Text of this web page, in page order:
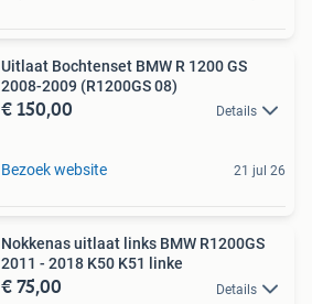
Uitlaat Bochtenset BMW R 1200 GS
2008-2009 (R1200GS 08)
€ 150,00 Details
Bezoek website 21 jul 26
Nokkenas uitlaat links BMW R1200GS
2011 - 2018 K50 K51 linke
€ 75,00 Details